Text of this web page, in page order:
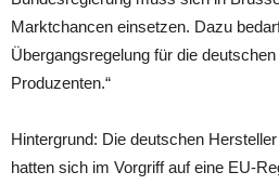
Marktchancen einsetzen. Dazu
Übergangsregelung für die
Produzenten.“
Hintergrund: Die deutschen
hatten sich im Vorgriff auf eine EU-